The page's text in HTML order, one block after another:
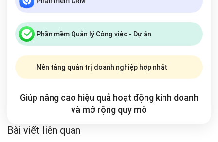
Phần mềm Quản lý Công việc - Dự án
Nền tảng quản trị doanh nghiệp hợp nhất
Giúp nâng cao hiệu quả hoạt động kinh doanh
và mở rộng quy mô
Bài viết liên quan